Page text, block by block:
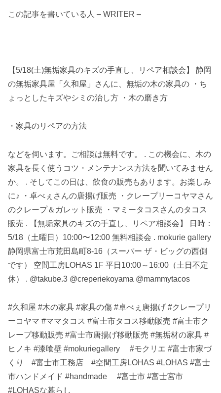
この記事を書いている人 – WRITER –
【5/18(土)無垢家具のキズの手直し、リペア相談会】 静岡
の無垢家具屋「久和屋」さんに、無垢の木の家具の ・ち
ょっとしたキズやシミの治し方 ・木の磨き方
・家具のリペアの方法
などを伺います。ご相談は無料です。 . この機会に、木の
家具を長く使うコツ・メンテナンス方法を聞いてみません
か。 . そしてこの日は、飲食の販売もあります。お楽しみ
に♪ ・卓べぇさんの唐揚げ販売 ・クレープリーコヤマさん
のクレープ＆ガレット販売 ・マミータコスさんのタコス
販売 . 【無垢家具のキズの手直し、リペア相談会】 日時：
5/18（土曜日）10:00〜12:00 無料相談会 . mokurie gallery
静岡県富士市荒田島町8-16（スーパー ザ・ビッグの西側
です） 空間工房LOHAS 1F 平日10:00～16:00（土日不定
休） . @takube.3 @creperiekoyama @mammytacos
#久和屋 #木の家具 #家具の傷 #卓べぇ唐揚げ #クレープリ
ーコヤマ #ママタコス #富士市タコス移動販売 #富士市ク
レープ移動販売 #富士市唐揚げ移動販売 #無垢材の家具 #
ヒノキ #漆喰壁 #mokuriegallery #モクリエ #富士市家づ
くり #富士市工務店 #空間工房LOHAS #LOHAS #富士
市ハンドメイド #handmade #富士市 #富士宮市
#LOHASな暮らし